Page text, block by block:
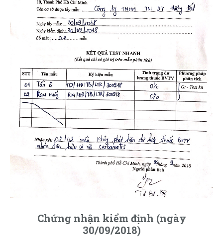
Chứng nhận kiểm định (ngày
30/09/2018)